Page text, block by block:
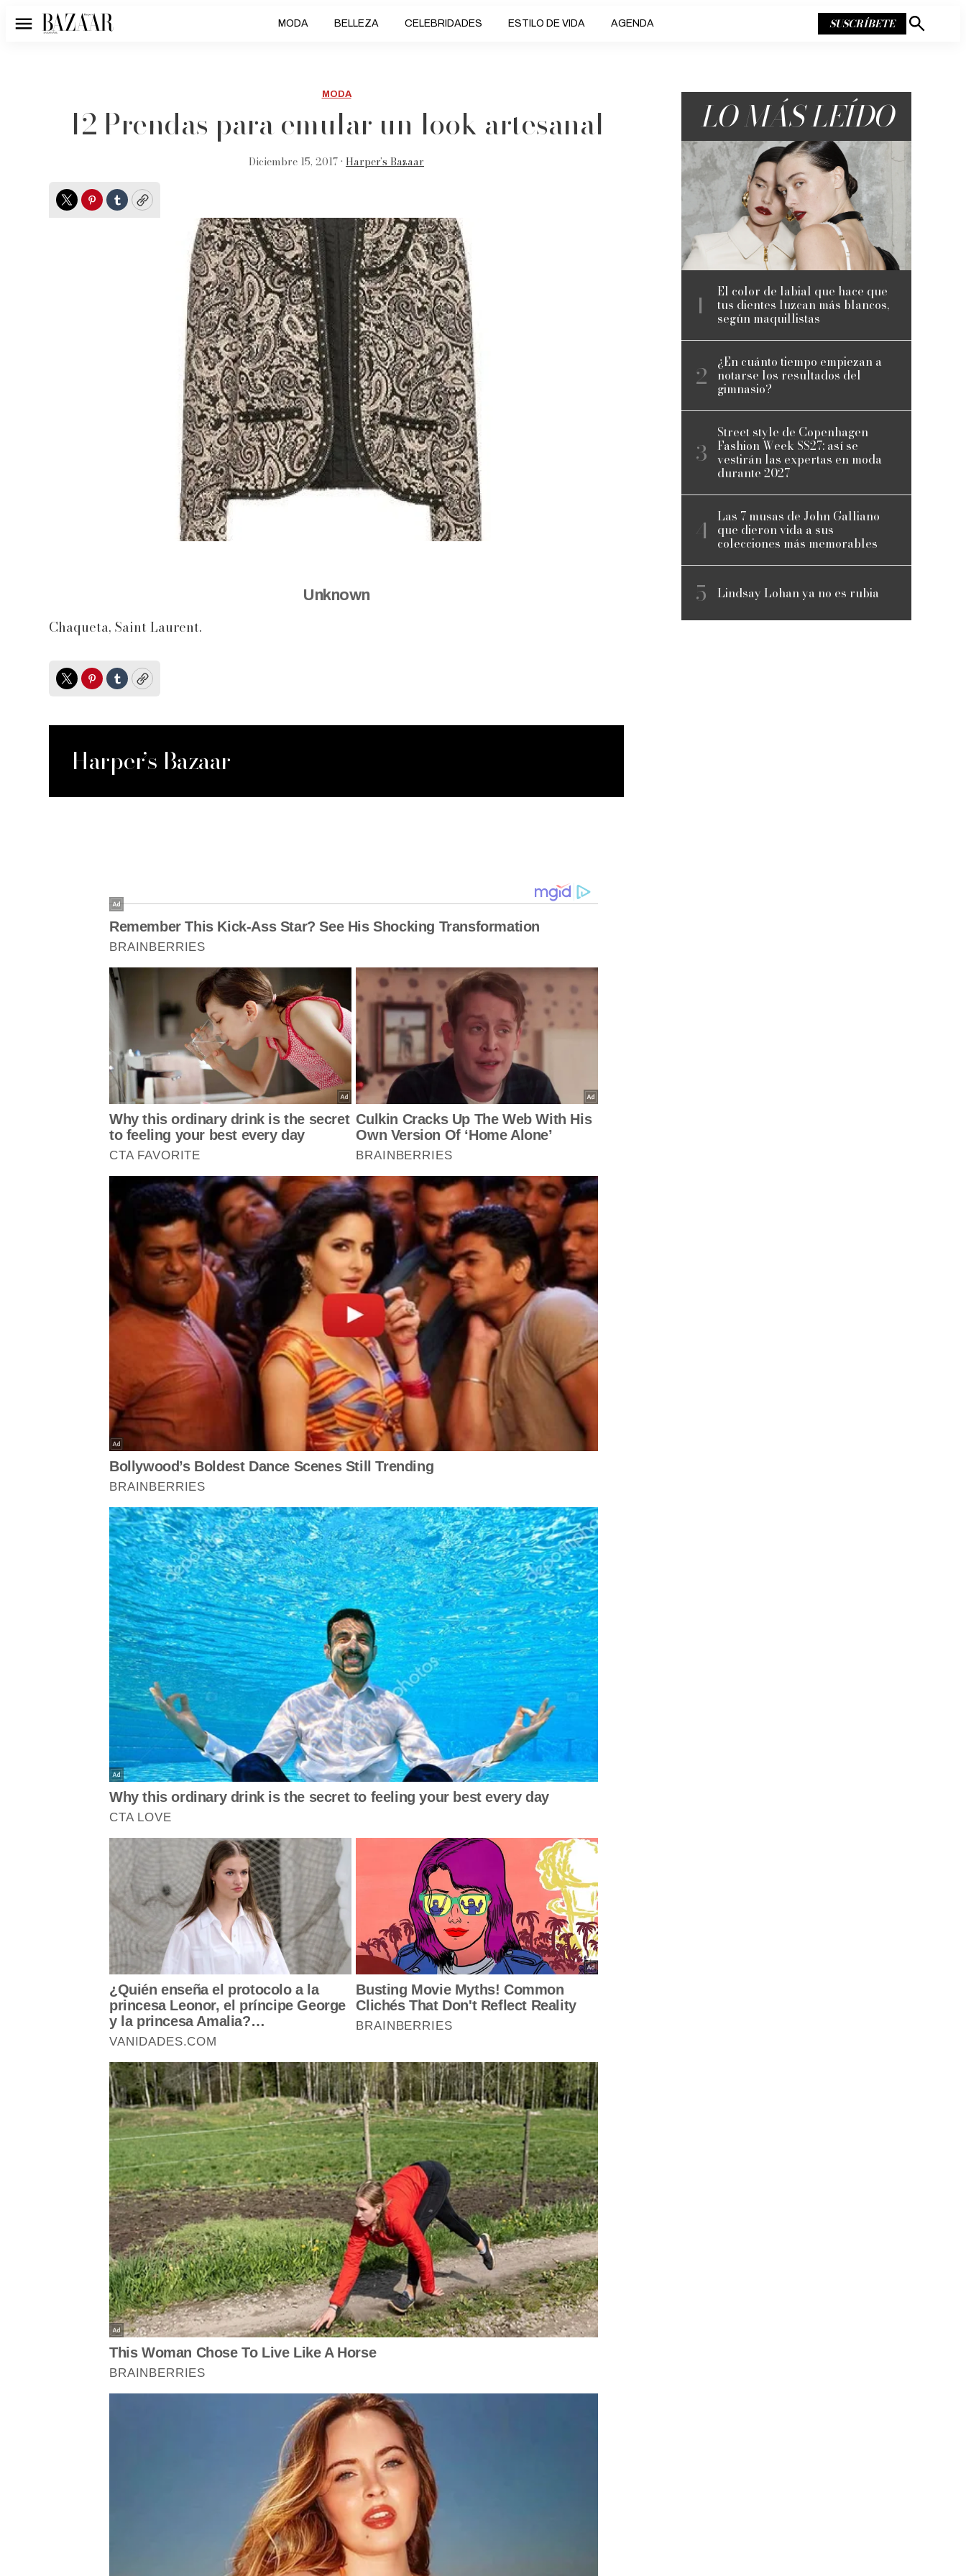
Menú MODA BELLEZA CELEBRIDADES ESTILO DE VIDA AGENDA SUSCRÍBETE
Mostrar
MODA
12 Prendas para emular un look artesanal
Diciembre 15, 2017 • Harper’s Bazaar
TwitterPinterest
TumblrCopy
Unknown
Chaqueta, Saint Laurent.
TwitterPinterest
TumblrCopy
Harper’s Bazaar
LO MÁS LEÍDO
El color de labial que hace que
tus dientes luzcan más blancos,
según maquillistas
¿En cuánto tiempo empiezan a
notarse los resultados del
gimnasio?
Street style de Copenhagen
Fashion Week SS27: así se
vestirán las expertas en moda
durante 2027
Las 7 musas de John Galliano
que dieron vida a sus
colecciones más memorables
Lindsay Lohan ya no es rubia